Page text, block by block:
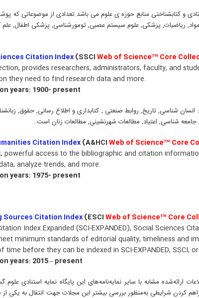
و کتابشناختی منابع حوزه ی علوم می باشد.تعدادی از موضوعاتی که
ریاضیات, پزشکی, علوم سیستم عصبی, تومورشناسی, پزشکی اطفال, علم
Citation Index(SSCIWeb of Science™ Core
provides researchers, administrators, faculty, and
they need to find research data and more.
years: 1900- present
شناسی, تاریخ, روابط صنعتی , کتابداری و اطلاع رسانی, حقوق,
شناسی, اعتیاد, مطالعات شهرنشینی, مطالعات زنان است.
Citation Index(A&HCIWeb of Science™ Core
powerful access to the bibliographic and citation
analyze trends, and more.
years: 1975- present
Sources Citation Index(ESCIWeb of Science™ Core
Index Expanded (SCI-EXPANDED), Social Sciences
minimum standards of editorial quality, timeliness and
time before they can be indexed in SCI-EXPANDED, SSCI,
years: 2015 – present
قابلیت‌ها و اطلاعات ارائه‌شده مشابه با سایر نمایه‌نامه‌های این پایگاه نمایه استنادی
کردن شرایطی به‌منظور بررسی بیشتر این مجلات جهت انتقال به یکی از